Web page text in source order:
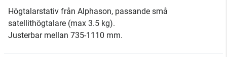
Högtalarstativ från Alphason, passande små
satellithögtalare (max 3.5 kg).
Justerbar mellan 735-1110 mm.